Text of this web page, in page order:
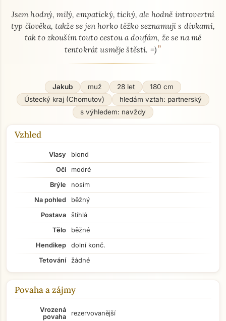
Jsem hodný, milý, empatický, tichý, ale hodně introvertní
typ člověka, takže se jen horko těžko seznamuji s dívkami,
tak to zkouším touto cestou a doufám, že se na mě
tentokrát usměje štěstí. =)”
Jakub muž 28 let
180 cm
Ústecký kraj (Chomutov)
hledám vztah: partnerský
s výhledem: navždy
Vzhled
Vlasy
blond
Oči
modré
Brýle
nosím
Na pohled
běžný
Postava
štíhlá
Tělo
běžné
Hendikep
dolní konč.
Tetování
žádné
Povaha a zájmy
Vrozená
povaha
rezervovanější